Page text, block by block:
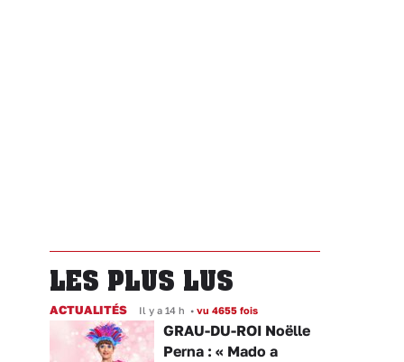
LES PLUS LUS
ACTUALITÉS Il y a 14 h • vu 4655 fois
GRAU-DU-ROI Noëlle
Perna : « Mado a